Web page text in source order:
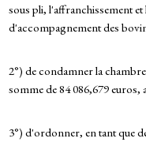
sous pli, l'affranchissement
d'accompagnement des
2°) de condamner la
somme de 84 086,679 euros,
3°) d'ordonner, en tant que